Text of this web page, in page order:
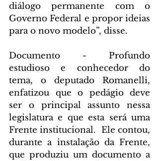
diálogo permanente com o
Governo Federal e propor ideias
para o novo modelo”, disse.
Documento - Profundo
estudioso e conhecedor do
tema, o deputado Romanelli,
enfatizou que o pedágio deve
ser o principal assunto nessa
legislatura e que esta será uma
Frente institucional.  Ele contou,
durante a instalação da Frente,
que produziu um documento a